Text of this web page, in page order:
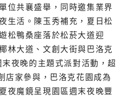
位共襄盛舉，同時邀集業界
生活。陳玉秀補充，夏日松
松鴨桑座落於松菸大道迎
林大道、文創大街與巴洛克
夜晚的主題式派對活動，超
店家參與，巴洛克花園成為
夜魔鏡呈現園區週末夜晚豐